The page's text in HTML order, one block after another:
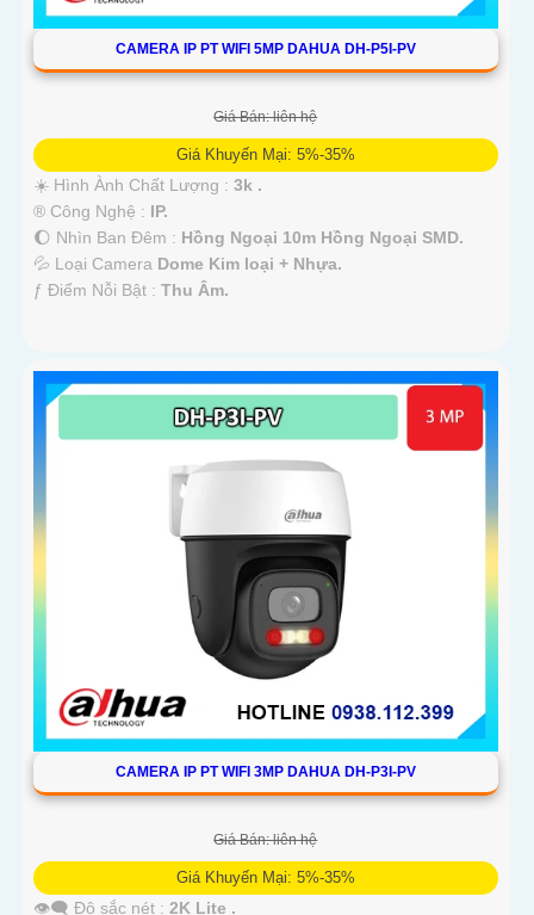
CAMERA IP PT WIFI 5MP DAHUA DH-P5I-PV
Giá Bán: liên hệ
Giá Khuyến Mại: 5%-35%
☀️ Hình Ành Chất Lượng : 3k .
®️ Công Nghệ : IP.
🌔 Nhìn Ban Đêm : Hồng Ngoại 10m Hồng Ngoại SMD.
💦 Loại Camera Dome Kim loại + Nhựa.
️ƒ Điểm Nỗi Bật : Thu Âm.
CAMERA IP PT WIFI 3MP DAHUA DH-P3I-PV
Giá Bán: liên hệ
Giá Khuyến Mại: 5%-35%
👁️‍🗨 Độ sắc nét : 2K Lite .